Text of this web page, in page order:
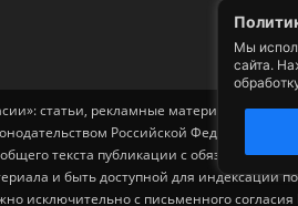
Мы
сайта.
статьи, рекламные материалы, фото,
Российской Федерации.
текста публикации с обязательным
и быть доступной для индексации
исключительно с письменного